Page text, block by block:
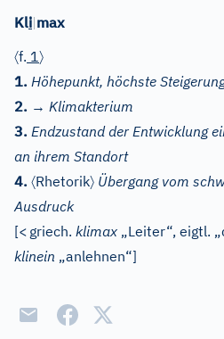
Kli|max
〈f. 1〉
1. Höhepunkt, höchste
2. → Klimakterium
3. Endzustand der Entwicklung
an ihrem Standort
4. 〈Rhetorik〉 Übergang vom
Ausdruck
[< griech. klimax „Leiter“, eigtl.
klinein „anlehnen“]